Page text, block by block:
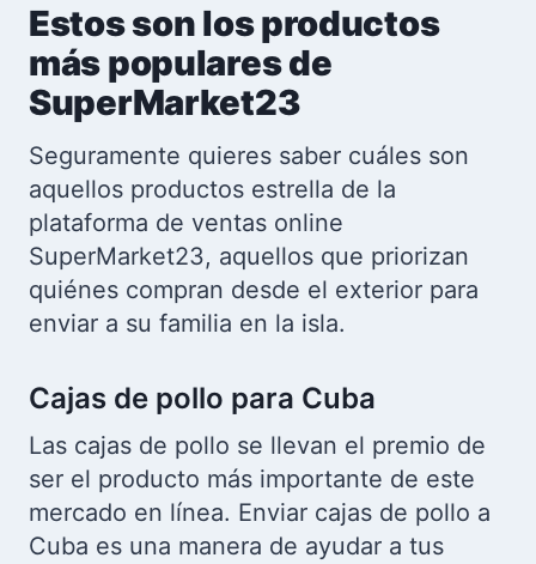
Estos son los productos
más populares de
SuperMarket23
Seguramente quieres saber cuáles son
aquellos productos estrella de la
plataforma de ventas online
SuperMarket23, aquellos que priorizan
quiénes compran desde el exterior para
enviar a su familia en la isla.
Cajas de pollo para Cuba
Las cajas de pollo se llevan el premio de
ser el producto más importante de este
mercado en línea. Enviar cajas de pollo a
Cuba es una manera de ayudar a tus